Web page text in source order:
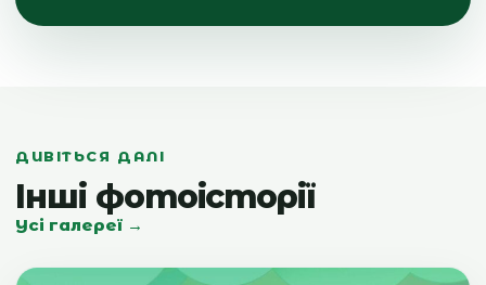
ДИВІТЬСЯ ДАЛІ
Інші фотоісторії
Усі галереї →